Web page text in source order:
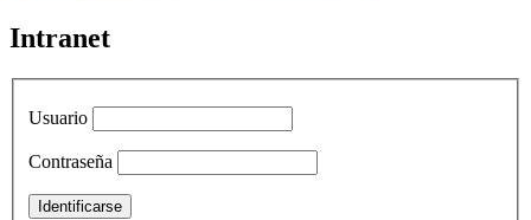
Intranet
Usuario
Contraseña